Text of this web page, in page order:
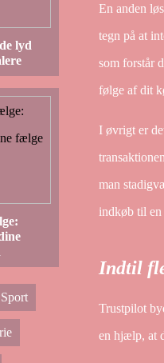
En anden
tegn på at
som forstår
følge af dit
I øvrigt er
man
indkøb til en
Indtil
Trustpilot
en hjælp, at
lyd
Sport